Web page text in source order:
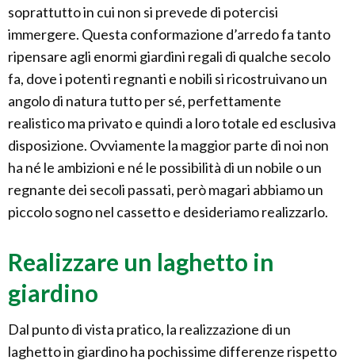
soprattutto in cui non si prevede di potercisi
immergere. Questa conformazione d’arredo fa tanto
ripensare agli enormi giardini regali di qualche secolo
fa, dove i potenti regnanti e nobili si ricostruivano un
angolo di natura tutto per sé, perfettamente
realistico ma privato e quindi a loro totale ed esclusiva
disposizione. Ovviamente la maggior parte di noi non
ha né le ambizioni e né le possibilità di un nobile o un
regnante dei secoli passati, però magari abbiamo un
piccolo sogno nel cassetto e desideriamo realizzarlo.
Realizzare un laghetto in
giardino
Dal punto di vista pratico, la realizzazione di un
laghetto in giardino ha pochissime differenze rispetto